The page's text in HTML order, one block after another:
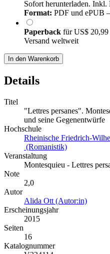
Sofort herunterladen. Inkl.
Format: PDF und ePUB
Paperback fürUS$ 20,99
Versand weltweit
In den Warenkorb
Details
Titel
"Lettres persanes".
und seine Gegenentwürfe
Hochschule
Rheinische Friedrich-
(Romanistik)
Veranstaltung
Montesquieu - Lettres
Note
2,0
Autor
Alida Ott (Autor:in)
Erscheinungsjahr
2015
Seiten
16
Katalognummer